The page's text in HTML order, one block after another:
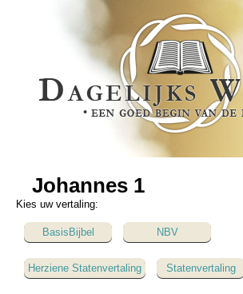
Johannes 1
Kies uw vertaling:
BasisBijbel NBV
Herziene Statenvertaling Statenvertaling